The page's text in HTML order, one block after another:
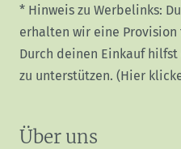
* Hinweis zu Werbelinks:
erhalten wir eine
Durch deinen Einkauf
zu unterstützen. (Hier
Über uns